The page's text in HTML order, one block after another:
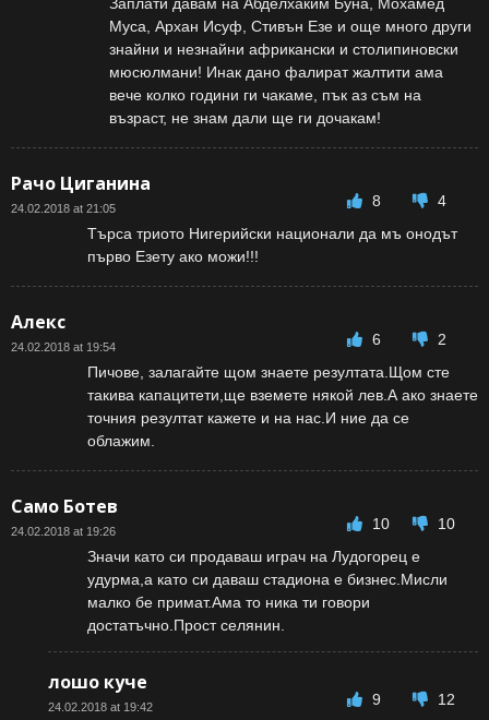
Муса, Архан Исуф, Стивън Езе и още много други
знайни и незнайни африкански и столипиновски
мюсюлмани! Инак дано фалират жалтити ама
вече колко години ги чакаме, пък аз съм на
възраст, не знам дали ще ги дочакам!
Рачо Циганина
24.02.2018 at 21:05 8
4
Търса триото Нигерийски национали да мъ онодът
първо Езету ако можи!!!
Алекс
24.02.2018 at 19:54 6
2
Пичове, залагайте щом знаете резултата.Щом сте
такива капацитети,ще вземете някой лев.А ако знаете
точния резултат кажете и на нас.И ние да се
облажим.
Само Ботев
24.02.2018 at 19:26 10
10
Значи като си продаваш играч на Лудогорец е
удурма,а като си даваш стадиона е бизнес.Мисли
малко бе примат.Ама то ника ти говори
достатъчно.Прост селянин.
лошо куче
24.02.2018 at 19:42 9 12